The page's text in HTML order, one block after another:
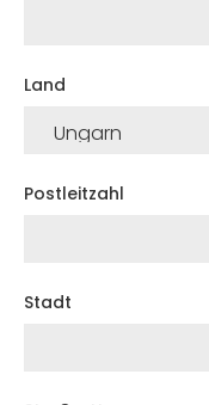
Land
Postleitzahl
Stadt